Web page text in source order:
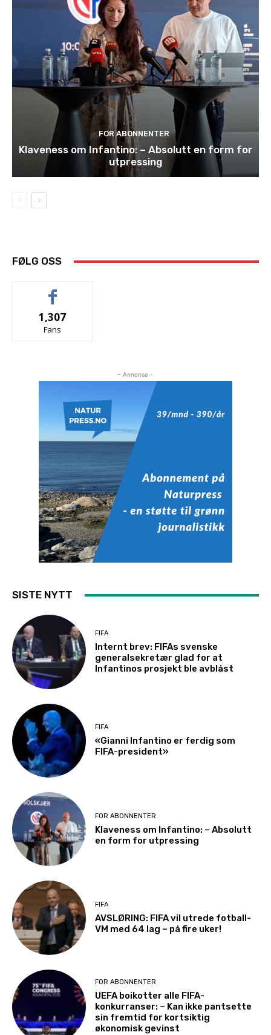
FOR ABONNENTER
Klaveness om Infantino: – Absolutt en form for
utpressing
FØLG OSS
1,307
Fans
- Annonse -
SISTE NYTT
FIFA
Internt brev: FIFAs svenske
generalsekretær glad for at
Infantinos prosjekt ble avblåst
FIFA
«Gianni Infantino er ferdig som
FIFA-president»
FOR ABONNENTER
Klaveness om Infantino: – Absolutt
en form for utpressing
FIFA
AVSLØRING: FIFA vil utrede fotball-
VM med 64 lag – på fire uker!
FOR ABONNENTER
UEFA boikotter alle FIFA-
konkurranser: – Kan ikke pantsette
sin fremtid for kortsiktig
økonomisk gevinst